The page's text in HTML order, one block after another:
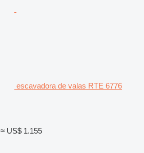
escavadora de valas RTE 6776
≈ US$ 1.155